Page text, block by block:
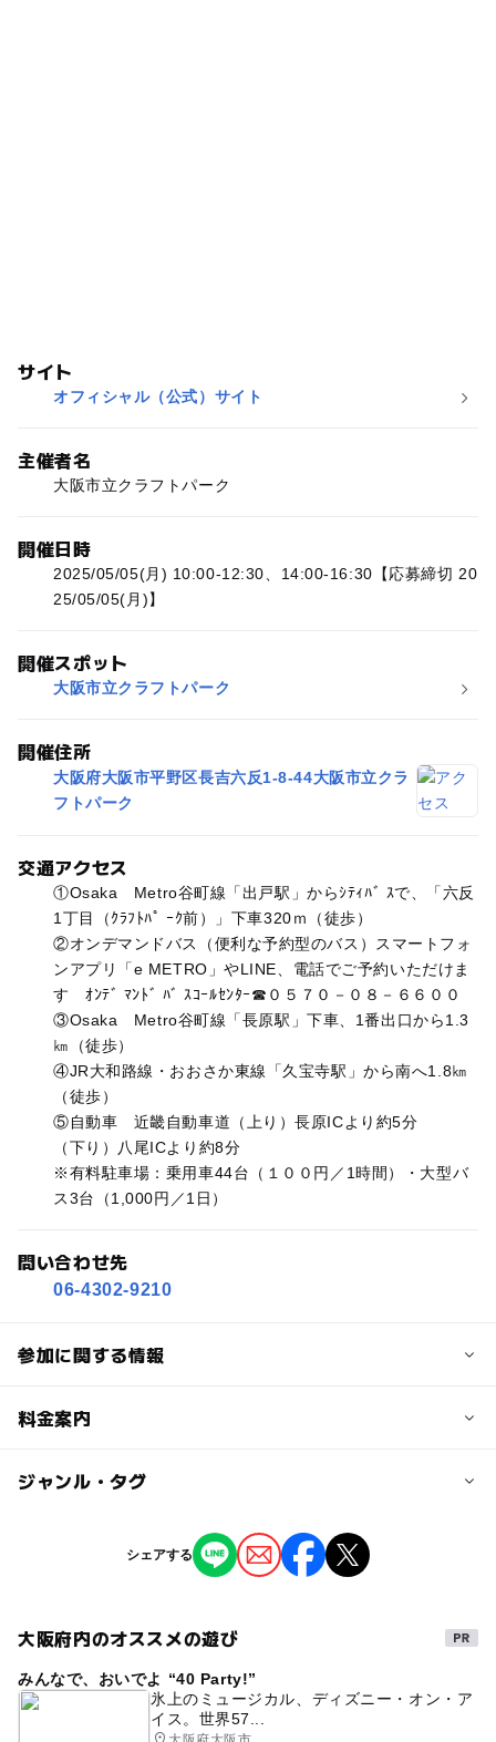
サイト
オフィシャル（公式）サイト
主催者名
大阪市立クラフトパーク
開催日時
2025/05/05(月) 10:00-12:30、14:00-16:30【応募締切 20
25/05/05(月)】
開催スポット
大阪市立クラフトパーク
開催住所
大阪府大阪市平野区長吉六反1-8-44大阪市立クラ
フトパーク
交通アクセス
①Osaka Metro谷町線「出戸駅」からｼﾃｨﾊﾞ ｽで、「六反
1丁目（ｸﾗﾌﾄﾊﾟ ｰｸ前）」下車320ｍ（徒歩）
②オンデマンドバス（便利な予約型のバス）スマートフォ
ンアプリ「e METRO」やLINE、電話でご予約いただけま
す ｵﾝﾃﾞ ﾏﾝﾄﾞ ﾊﾞ ｽｺｰﾙｾﾝﾀｰ☎０５７０－０８－６６００
③Osaka Metro谷町線「長原駅」下車、1番出口から1.3
㎞（徒歩）
④JR大和路線・おおさか東線「久宝寺駅」から南へ1.8㎞
（徒歩）
⑤自動車 近畿自動車道（上り）長原ICより約5分
（下り）八尾ICより約8分
※有料駐車場：乗用車44台（１００円／1時間）・大型バ
ス3台（1,000円／1日）
問い合わせ先
06-4302-9210
参加に関する情報
定員詳細
中学生･高校生
予約必要
最終応募締切 2025-5-5(月)
料金案内
子供の料金
ジャンル・タグ
ものづくり・学び体験
タグ
1日体験 ものづくり ものづくり体験
ガラス #雨の日でもOK
シェアする
大阪府内のオススメの遊び
みんなで、おいでよ “40 Party!”
氷上のミュージカル、ディズニー・オン・ア
イス。世界57...